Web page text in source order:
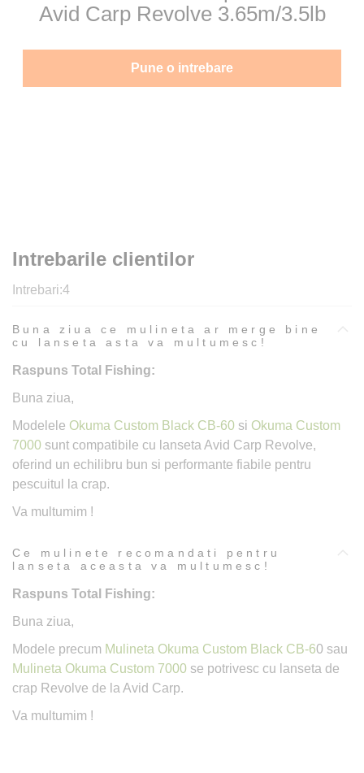
Intrebarile clientilor
Intrebari:4
Buna ziua ce mulineta ar merge bine
cu lanseta asta va multumesc!
Raspuns Total Fishing:
Buna ziua,
Modelele Okuma Custom Black CB-60 si Okuma Custom
7000 sunt compatibile cu lanseta Avid Carp Revolve,
oferind un echilibru bun si performante fiabile pentru
pescuitul la crap.
Va multumim !
Ce mulinete recomandati pentru
lanseta aceasta va multumesc!
Raspuns Total Fishing:
Buna ziua,
Modele precum Mulineta Okuma Custom Black CB-60 sau
Mulineta Okuma Custom 7000 se potrivesc cu lanseta de
crap Revolve de la Avid Carp.
Va multumim !
Avid Carp Revolve 3.65m/3.5lb
Pune o intrebare